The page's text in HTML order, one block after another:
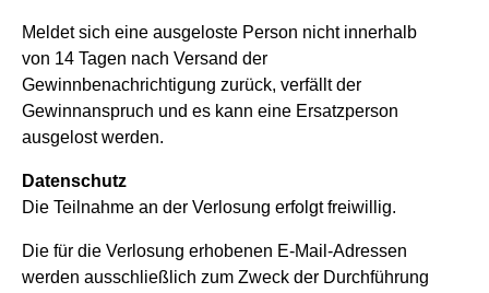
Meldet sich eine ausgeloste Person nicht innerhalb
von 14 Tagen nach Versand der
Gewinnbenachrichtigung zurück, verfällt der
Gewinnanspruch und es kann eine Ersatzperson
ausgelost werden.
Datenschutz
Die Teilnahme an der Verlosung erfolgt freiwillig.
Die für die Verlosung erhobenen E-Mail-Adressen
werden ausschließlich zum Zweck der Durchführung